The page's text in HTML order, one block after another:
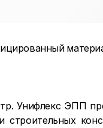
Унифлекс ЭПП
строительных